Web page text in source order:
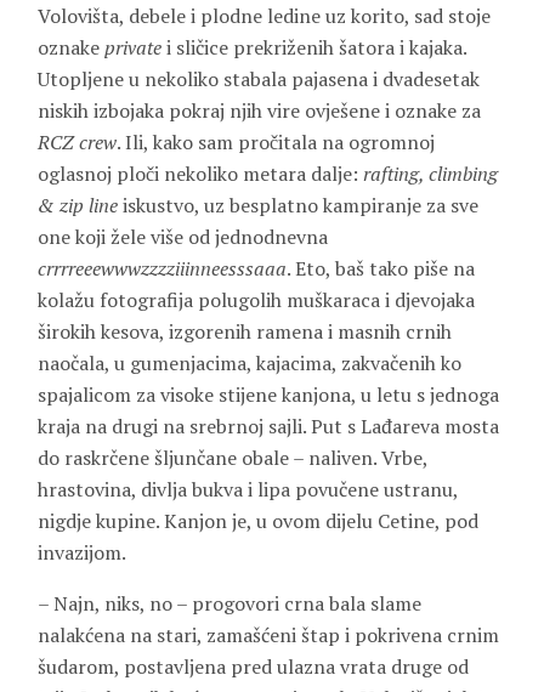
Volovišta, debele i plodne ledine uz korito, sad stoje
oznakeprivatei sličice prekriženih šatora i kajaka.
Utopljene u nekoliko stabala pajasena i dvadesetak
niskih izbojaka pokraj njih vire ovješene i oznake za
RCZ crew. Ili, kako sam pročitala na ogromnoj
oglasnoj ploči nekoliko metara dalje: rafting, climbing
& zip lineiskustvo, uz besplatno kampiranje za sve
one koji žele više od jednodnevna
crrrreeewwwzzzziiinneesssaaa. Eto, baš tako piše na
kolažu fotografija polugolih muškaraca i djevojaka
širokih kesova, izgorenih ramena i masnih crnih
naočala, u gumenjacima, kajacima, zakvačenih ko
spajalicom za visoke stijene kanjona, u letu s jednoga
kraja na drugi na srebrnoj sajli. Put s Lađareva mosta
do raskrčene šljunčane obale – naliven. Vrbe,
hrastovina, divlja bukva i lipa povučene ustranu,
nigdje kupine. Kanjon je, u ovom dijelu Cetine, pod
invazijom.
– Najn, niks, no – progovori crna bala slame
nalakćena na stari, zamašćeni štap i pokrivena crnim
šudarom, postavljena pred ulazna vrata druge od